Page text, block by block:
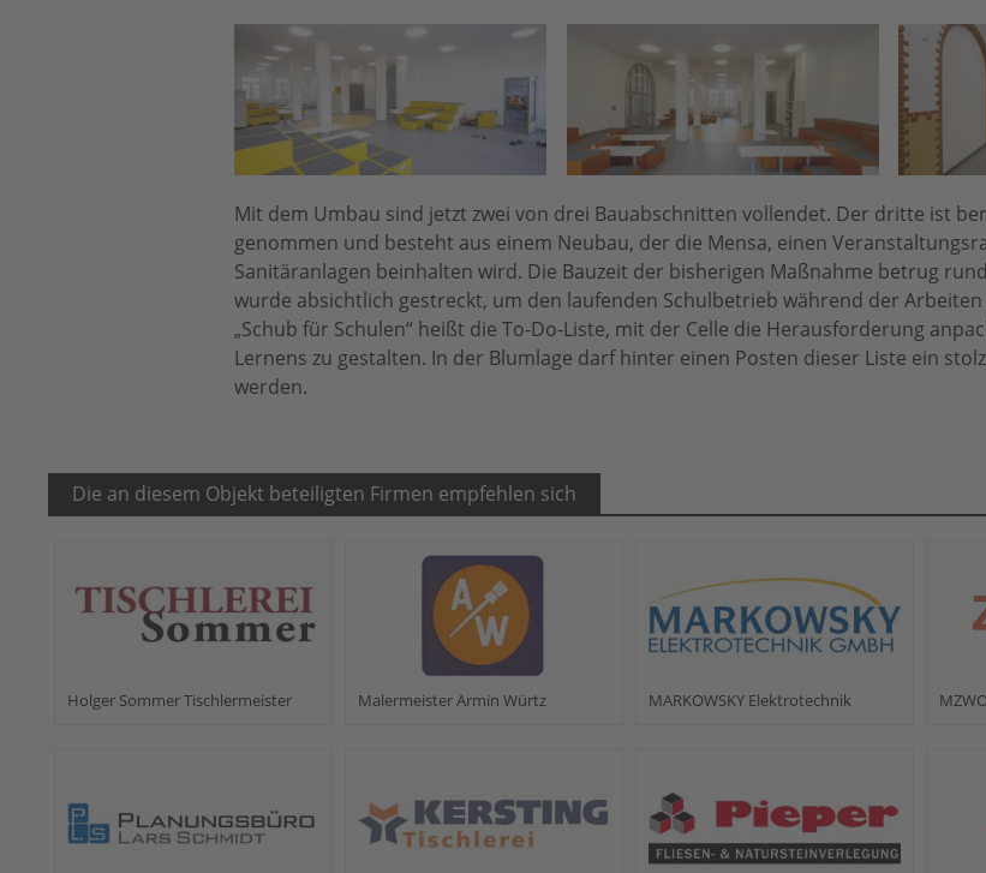
Mit dem Umbau sind jetzt zwei von drei Bauabschnitten vollendet. Der dritte ist
genommen und besteht aus einem Neubau, der die Mensa, einen
Sanitäranlagen beinhalten wird. Die Bauzeit der bisherigen Maßnahme betrug
wurde absichtlich gestreckt, um den laufenden Schulbetrieb während der Arbeiten
„Schub für Schulen“ heißt die To-Do-Liste, mit der Celle die Herausforderung
Lernens zu gestalten. In der Blumlage darf hinter einen Posten dieser Liste ein
werden.
Die an diesem Objekt beteiligten Firmen empfehlen sich
Holger Sommer Tischlermeister Malermeister Armin Würtz MARKOWSKY Elektrotechnik